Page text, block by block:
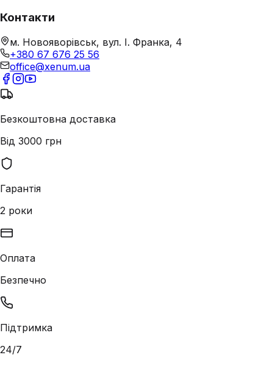
Контакти
м. Новояворівськ, вул. І. Франка, 4
+380 67 676 25 56
office@xenum.ua
Безкоштовна доставка
Від 3000 грн
Гарантія
2 роки
Оплата
Безпечно
Підтримка
24/7